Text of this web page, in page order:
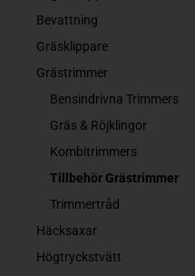
Bevattning
Gräsklippare
Grästrimmer
Bensindrivna Trimmers
Gräs & Röjklingor
Kombitrimmers
Tillbehör Grästrimmer
Trimmertråd
Häcksaxar
Högtryckstvätt